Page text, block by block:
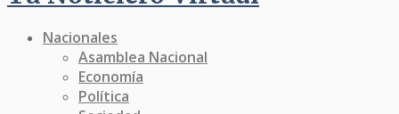
Nacionales
Asamblea Nacional
Economía
Política